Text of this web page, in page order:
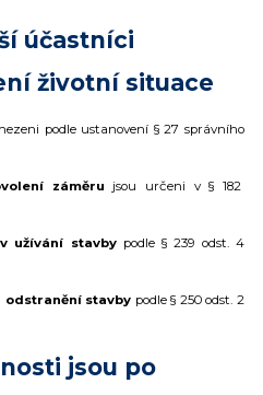
účastníci
životní situace
podle ustanovení § 27 správního
záměru jsou určeni v § 182
užívání stavby podle § 239 odst. 4
odstranění stavby podle § 250 odst. 2
jsou po